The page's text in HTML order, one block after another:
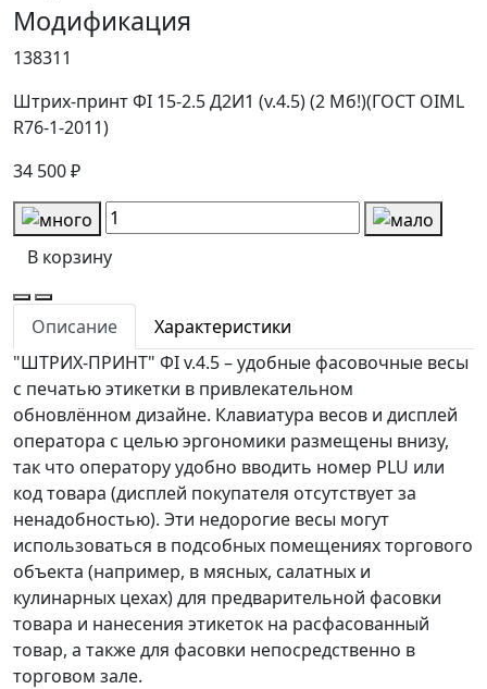
Модификация
138311
Штрих-принт ФI 15-2.5 Д2И1 (v.4.5) (2 Мб!)(ГОСТ OIML
R76-1-2011)
34 500 ₽
В корзину
Описание
Характеристики
"ШТРИХ-ПРИНТ" ФI v.4.5 – удобные фасовочные весы
с печатью этикетки в привлекательном
обновлённом дизайне. Клавиатура весов и дисплей
оператора с целью эргономики размещены внизу,
так что оператору удобно вводить номер PLU или
код товара (дисплей покупателя отсутствует за
ненадобностью). Эти недорогие весы могут
использоваться в подсобных помещениях торгового
объекта (например, в мясных, салатных и
кулинарных цехах) для предварительной фасовки
товара и нанесения этикеток на расфасованный
товар, а также для фасовки непосредственно в
торговом зале.